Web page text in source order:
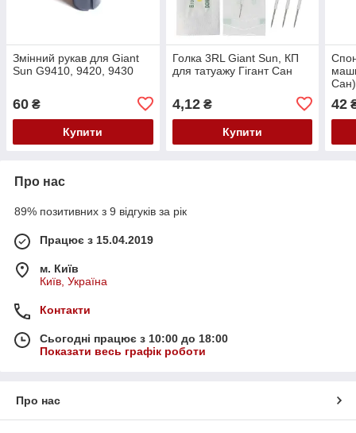
Змінний рукав для Giant
Sun G9410, 9420, 9430
60 ₴
Купити
Голка 3RL Giant Sun, КП
для татуажу Гігант Сан
4,12₴
Купити
Сан)
42
Про нас
89% позитивних з 9 відгуків за рік
Працює з 15.04.2019
м. Київ
Київ, Україна
Контакти
Сьогодні працює з 10:00 до 18:00
Показати весь графік роботи
Про нас